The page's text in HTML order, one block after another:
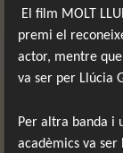
El film MOLT
premi el
actor, mentre
va ser per Llúcia
Per altra banda i
acadèmics va ser